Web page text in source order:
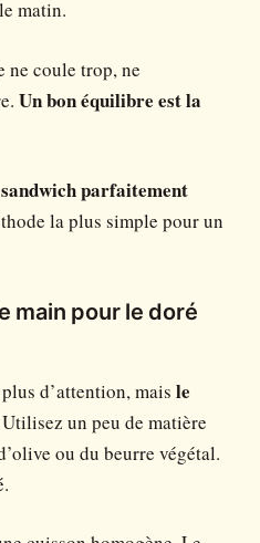
matin.
ne coule trop, ne
Un bon équilibre est la
sandwich parfaitement
la plus simple pour un
main pour le doré
d’attention, mais le
Utilisez un peu de matière
ou du beurre végétal.